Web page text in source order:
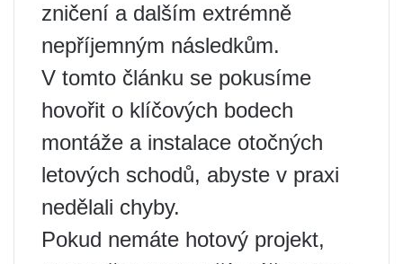
zničení a dalším extrémně
nepříjemným následkům.
V tomto článku se pokusíme
hovořit o klíčových bodech
montáže a instalace otočných
letových schodů, abyste v praxi
nedělali chyby.
Pokud nemáte hotový projekt,